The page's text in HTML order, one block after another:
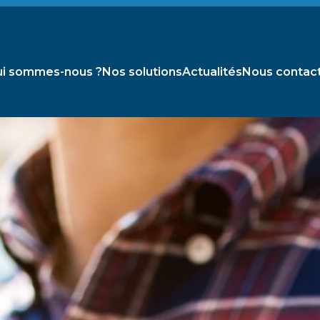
sommes-nous ?Nos solutionsActualitésNous